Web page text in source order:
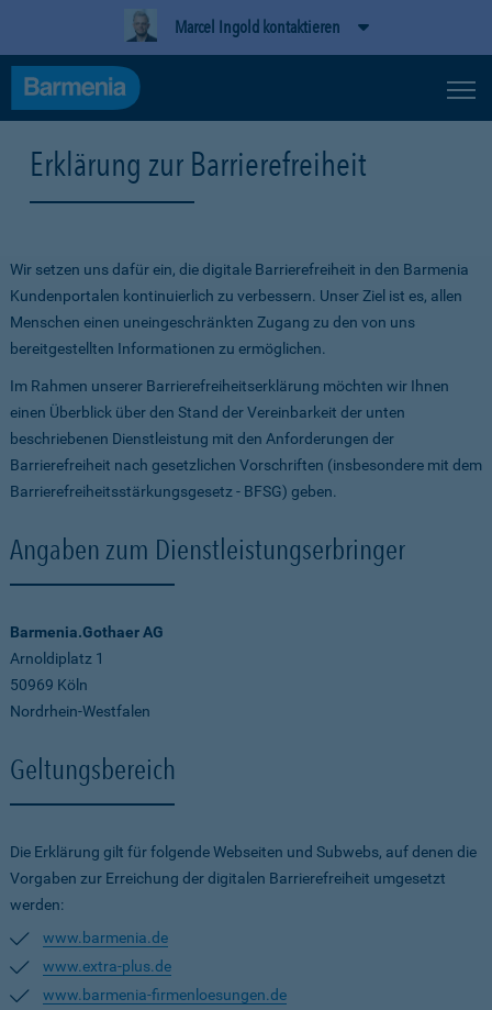
Marcel Ingold kontaktieren
Erklärung zur Barrierefreiheit
Wir setzen uns dafür ein, die digitale Barrierefreiheit in den Barmenia
Kundenportalen kontinuierlich zu verbessern. Unser Ziel ist es, allen
Menschen einen uneingeschränkten Zugang zu den von uns
bereitgestellten Informationen zu ermöglichen.
Im Rahmen unserer Barrierefreiheitserklärung möchten wir Ihnen
einen Überblick über den Stand der Vereinbarkeit der unten
beschriebenen Dienstleistung mit den Anforderungen der
Barrierefreiheit nach gesetzlichen Vorschriften (insbesondere mit dem
Barrierefreiheitsstärkungsgesetz - BFSG) geben.
Angaben zum Dienstleistungserbringer
Barmenia.Gothaer AG
Arnoldiplatz 1
50969 Köln
Nordrhein-Westfalen
Geltungsbereich
Die Erklärung gilt für folgende Webseiten und Subwebs, auf denen die
Vorgaben zur Erreichung der digitalen Barrierefreiheit umgesetzt
werden:
www.barmenia.de
www.extra-plus.de
www.barmenia-firmenloesungen.de